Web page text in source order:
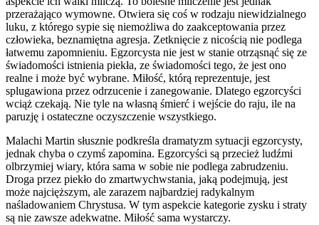
przerażająco wymowne. Otwiera się coś w rodzaju niewidzialnego
luku, z którego sypie się niemożliwa do zaakceptowania przez
człowieka, beznamiętna agresja. Zetknięcie z nicością nie podlega
łatwemu zapomnieniu. Egzorcysta nie jest w stanie otrząsnąć się ze
świadomości istnienia piekła, ze świadomości tego, że jest ono
realne i może być wybrane. Miłość, którą reprezentuje, jest
splugawiona przez odrzucenie i zanegowanie. Dlatego egzorcyści
wciąż czekają. Nie tyle na własną śmierć i wejście do raju, ile na
paruzję i ostateczne oczyszczenie wszystkiego.
Malachi Martin słusznie podkreśla dramatyzm sytuacji egzorcysty,
jednak chyba o czymś zapomina. Egzorcyści są przecież ludźmi
olbrzymiej wiary, która sama w sobie nie podlega zabrudzeniu.
Droga przez piekło do zmartwychwstania, jaką podejmują, jest
może najcięższym, ale zarazem najbardziej radykalnym
naśladowaniem Chrystusa. W tym aspekcie kategorie zysku i straty
są nie zawsze adekwatne. Miłość sama wystarczy.